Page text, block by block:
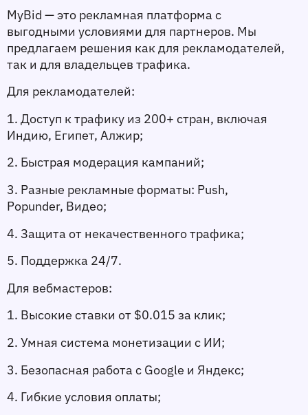
MyBid — это рекламная платформа с
выгодными условиями для партнеров. Мы
предлагаем решения как для рекламодателей,
так и для владельцев трафика.
Для рекламодателей:
1. Доступ к трафику из 200+ стран, включая
Индию, Египет, Алжир;
2. Быстрая модерация кампаний;
3. Разные рекламные форматы: Push,
Popunder, Видео;
4. Защита от некачественного трафика;
5. Поддержка 24/7.
Для вебмастеров:
1. Высокие ставки от $0.015 за клик;
2. Умная система монетизации с ИИ;
3. Безопасная работа с Google и Яндекс;
4. Гибкие условия оплаты;